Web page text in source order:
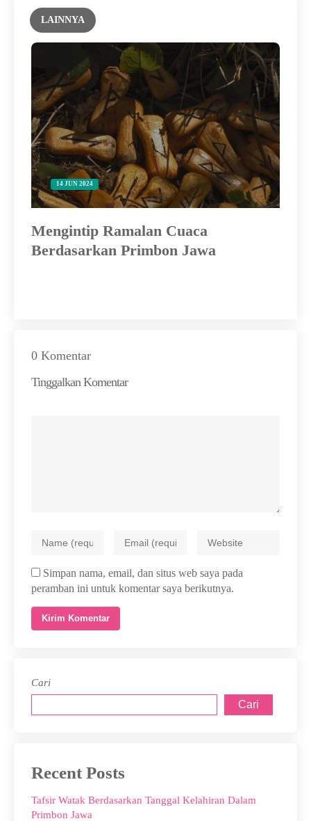
LAINNYA
14 JUN 2024
Mengintip Ramalan Cuaca
Berdasarkan Primbon Jawa
0 Komentar
Tinggalkan Komentar
Simpan nama, email, dan situs web saya pada
peramban ini untuk komentar saya berikutnya.
Cari
Cari
Recent Posts
Tafsir Watak Berdasarkan Tanggal Kelahiran Dalam
Primbon Jawa